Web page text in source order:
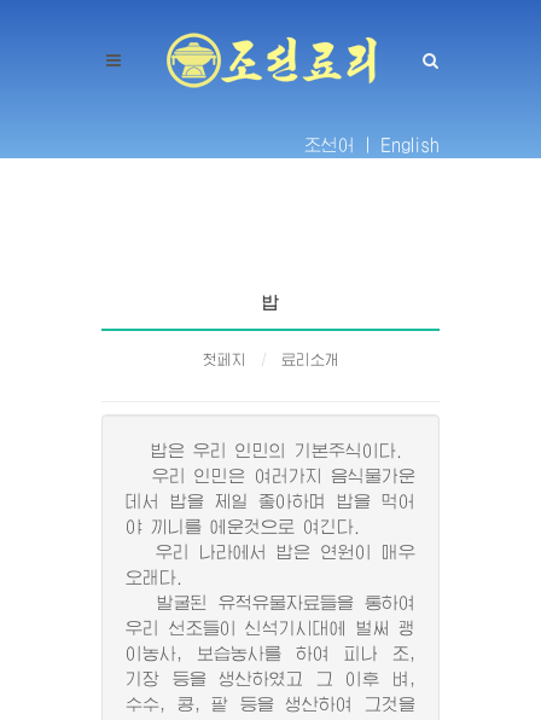
조선어 | English
밥
첫페지 료리소개
밥은 우리 인민의 기본주식이다.
우리 인민은 여러가지 음식물가운
데서 밥을 제일 좋아하며 밥을 먹어
야 끼니를 에운것으로 여긴다.
우리 나라에서 밥은 연원이 매우
오래다.
발굴된 유적유물자료들을 통하여
우리 선조들이 신석기시대에 벌써 괭
이농사, 보습농사를 하여 피나 조,
기장 등을 생산하였고 그 이후 벼,
수수, 콩, 팥 등을 생산하여 그것을